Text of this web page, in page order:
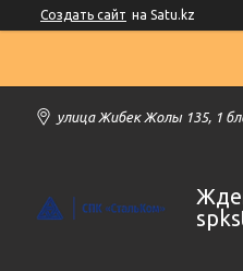
Создать сайт на Satu.kz
улица Жибек Жолы 135, 1